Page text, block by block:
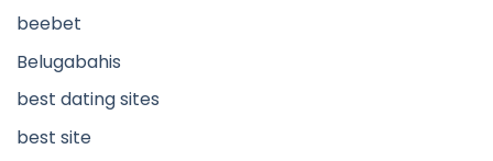
beebet
Belugabahis
best dating sites
best site